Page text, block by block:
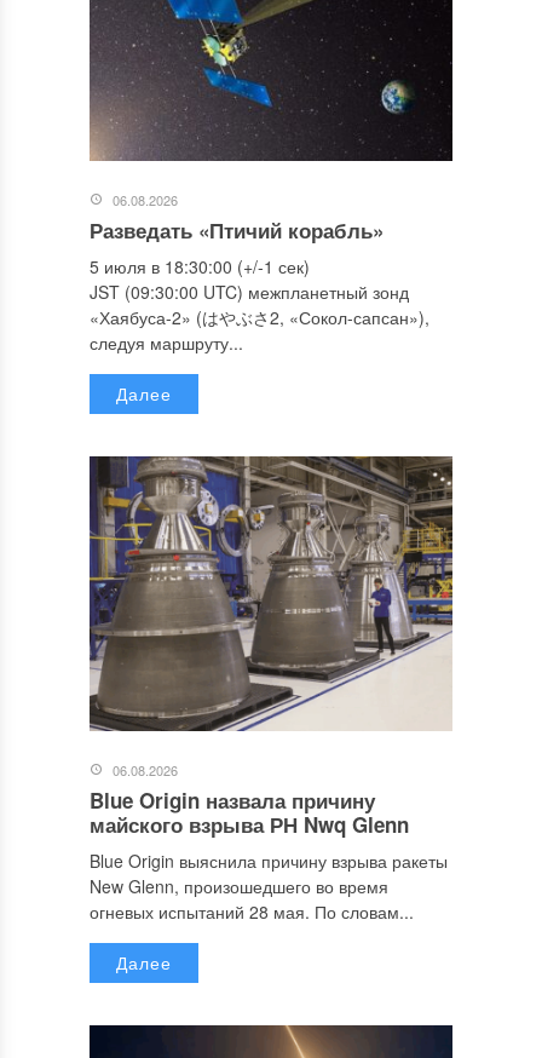
06.08.2026
Разведать «Птичий корабль»
5 июля в 18:30:00 (+/-1 сек)
JST (09:30:00 UTC) межпланетный зонд
«Хаябуса-2» (はやぶさ2, «Сокол-сапсан»),
следуя маршруту...
Далее
06.08.2026
Blue Origin назвала причину
майского взрыва РН Nwq Glenn
Blue Origin выяснила причину взрыва ракеты
New Glenn, произошедшего во время
огневых испытаний 28 мая. По словам...
Далее